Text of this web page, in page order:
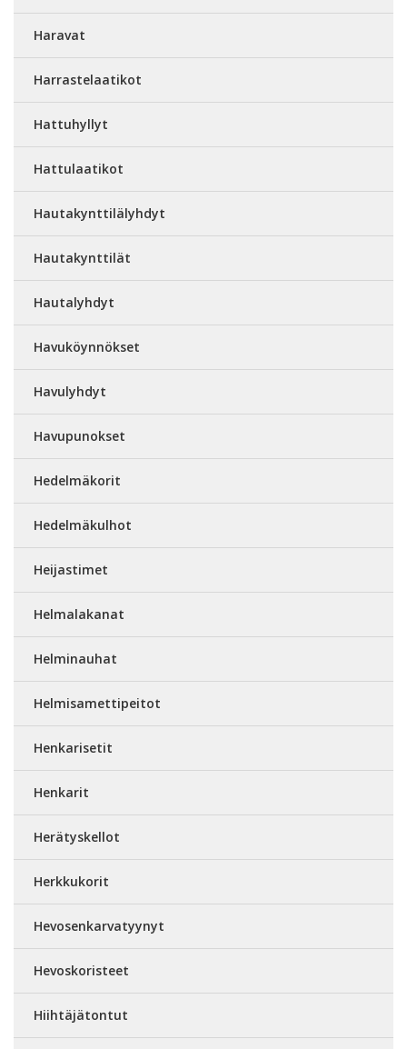
Haravat
Harrastelaatikot
Hattuhyllyt
Hattulaatikot
Hautakynttilälyhdyt
Hautakynttilät
Hautalyhdyt
Havuköynnökset
Havulyhdyt
Havupunokset
Hedelmäkorit
Hedelmäkulhot
Heijastimet
Helmalakanat
Helminauhat
Helmisamettipeitot
Henkarisetit
Henkarit
Herätyskellot
Herkkukorit
Hevosenkarvatyynyt
Hevoskoristeet
Hiihtäjätontut